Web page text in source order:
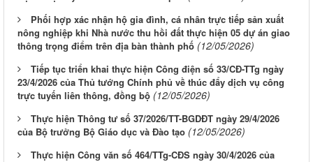
Phối hợp xác nhận hộ gia đình, cá nhân trực tiếp sản xuất
nông nghiệp khi Nhà nước thu hồi đất thực hiện 05 dự án giao
thông trọng điểm trên địa bàn thành phố (12/05/2026)
Tiếp tục triển khai thực hiện Công điện số 33/CĐ-TTg ngày
23/4/2026 của Thủ tướng Chính phủ về thúc đẩy dịch vụ công
trực tuyến liên thông, đồng bộ (12/05/2026)
Thực hiện Thông tư số 37/2026/TT-BGDĐT ngày 29/4/2026
của Bộ trưởng Bộ Giáo dục và Đào tạo (12/05/2026)
Thực hiện Công văn số 464/TTg-CĐS ngày 30/4/2026 của